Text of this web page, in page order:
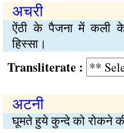
अचरी
ऐंठी के पैजना में कली के
हिस्सा।
:
अटनी
घूमते हुये कुन्दे को रोकने